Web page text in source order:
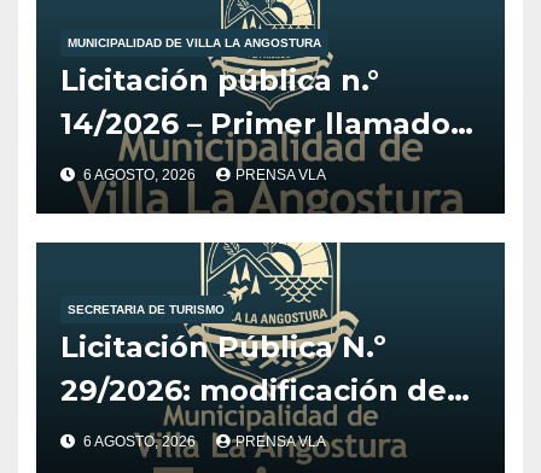
MUNICIPALIDAD DE VILLA LA ANGOSTURA
Licitación pública n.°
14/2026 – Primer llamado
para la adquisición de
vehículo adaptado para
CET.
6 AGOSTO, 2026 PRENSA VLA
SECRETARIA DE TURISMO
Licitación Pública N.º
29/2026: modificación de
fechas para el Desarrollo
6 AGOSTO, 2026 PRENSA VLA